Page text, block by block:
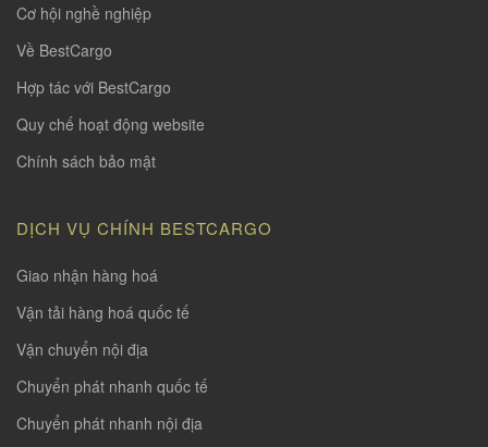
Cơ hội nghề nghiệp
Về BestCargo
Hợp tác với BestCargo
Quy chế hoạt động website
Chính sách bảo mật
DỊCH VỤ CHÍNH BESTCARGO
Giao nhận hàng hoá
Vận tải hàng hoá quốc tế
Vận chuyển nội địa
Chuyển phát nhanh quốc tế
Chuyển phát nhanh nội địa